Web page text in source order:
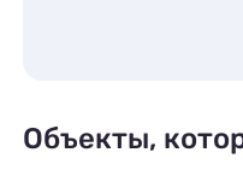
Объекты,